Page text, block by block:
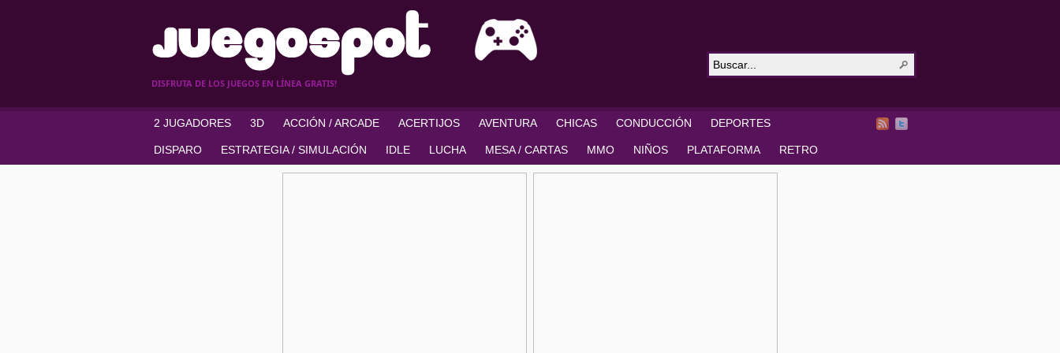
DISFRUTA DE LOS JUEGOS EN LÍNEA GRATIS!
2 JUGADORES 3D ACCIÓN / ARCADE ACERTIJOS AVENTURA CHICAS CONDUCCIÓN DEPORTES
DISPARO ESTRATEGIA / SIMULACIÓN IDLE LUCHA MESA / CARTAS MMO NIÑOS PLATAFORMA RETRO